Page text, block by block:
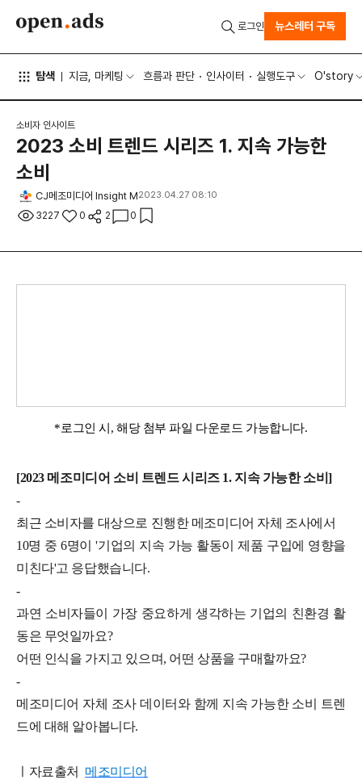
탐색 지금, 마케팅 흐름과 판단 인사이터 실행도구 O'story
로그인 뉴스레터 구독
소비자 인사이트
2023 소비 트렌드 시리즈 1. 지속 가능한
소비
CJ메조미디어 Insight M2023.04.27 08:10
3227 0 2 0
*로그인 시, 해당 첨부 파일 다운로드 가능합니다.
[2023 메조미디어 소비 트렌드 시리즈 1. 지속 가능한 소비]
-
최근 소비자를 대상으로 진행한 메조미디어 자체 조사에서
10명 중 6명이 '기업의 지속 가능 활동이 제품 구입에 영향을
미친다'고 응답했습니다.
-
과연 소비자들이 가장 중요하게 생각하는 기업의 친환경 활
동은 무엇일까요?
어떤 인식을 가지고 있으며, 어떤 상품을 구매할까요?
-
메조미디어 자체 조사 데이터와 함께 지속 가능한 소비 트렌
드에 대해 알아봅니다.
ㅣ자료출처 메조미디어